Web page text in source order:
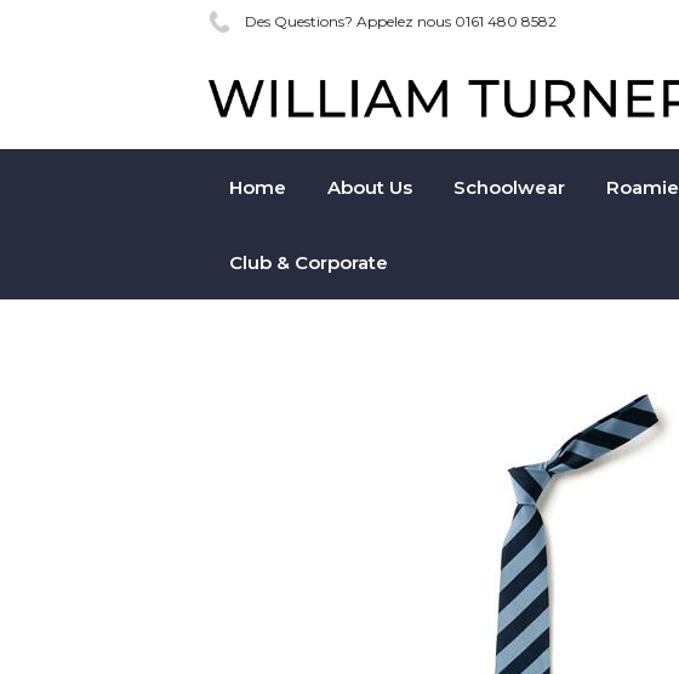
Des Questions? Appelez nous 0161 480 8582
Home About Us Schoolwear Roamie
Club & Corporate